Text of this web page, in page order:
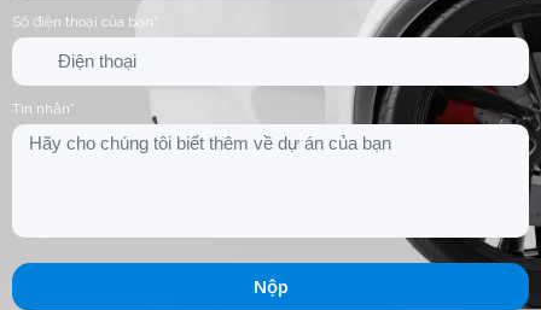
Số điện thoại của bạn*
Tin nhắn*
Nộp